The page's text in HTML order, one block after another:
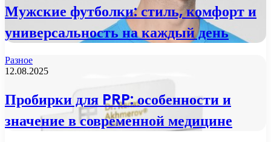
Мужские футболки: стиль, комфорт и
универсальность на каждый день
Разное
12.08.2025
Пробирки для PRP: особенности и
значение в современной медицине